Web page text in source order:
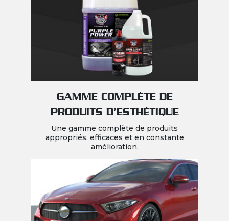
GAMME COMPLÈTE DE
PRODUITS D’ESTHÉTIQUE
Une gamme complète de produits
appropriés, efficaces et en constante
amélioration.